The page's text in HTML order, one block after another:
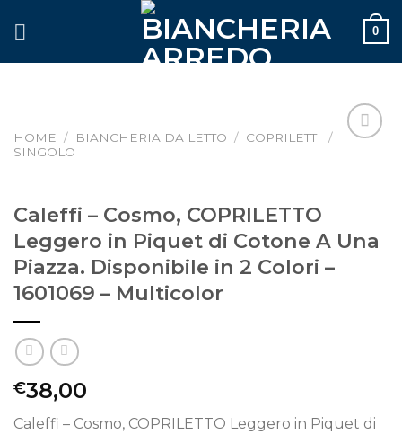
0
HOME / BIANCHERIA DA LETTO / COPRILETTI
/
SINGOLO
Caleffi – Cosmo, COPRILETTO
Leggero in Piquet di Cotone A Una
Piazza. Disponibile in 2 Colori –
1601069 – Multicolor
€38,00
Caleffi – Cosmo, COPRILETTO Leggero in Piquet di